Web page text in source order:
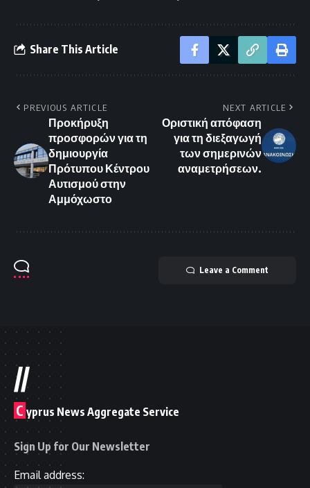
Share This Article
PREVIOUS ARTICLE
Προκήρυξη
προσφορών για τη
δημιουργία
Πρότυπου Κέντρου
Αυτισμού στην
Αμμόχωστο
NEXT ARTICLE
Οριστική απόφαση
για τη διεξαγωγή
των σημερινών
αναμετρήσεων.
Leave a Comment
//
C yprus News Aggregate Service
Sign Up for Our Newsletter
Email address: